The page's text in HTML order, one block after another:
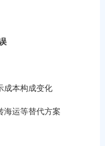
成本构成变化
海运等替代方案